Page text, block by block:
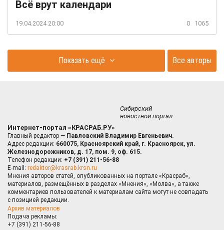
Всё врут календари
19.04.2024 20:00 0 1065
Показать ещё Все авторы
Сибирский
новостной портал
Интернет-портал «КРАСРАБ.РУ»
Главный редактор — Павловский Владимир Евгеньевич.
Адрес редакции: 660075, Красноярский край, г. Красноярск, ул.
Железнодорожников, д. 17, пом. 9, оф. 615.
Телефон редакции: +7 (391) 211-56-88
E-mail: redaktor@krasrab.krsn.ru
Мнения авторов статей, опубликованных на портале «Красраб»,
материалов, размещённых в разделах «Мнения», «Молва», а также
комментариев пользователей к материалам сайта могут не совпадать
с позицией редакции.
Архив материалов
Подача рекламы:
+7 (391) 211-56-88